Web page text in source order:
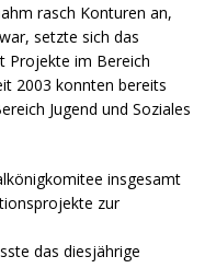
rasch Konturen an,
setzte sich das
Projekte im Bereich
2003 konnten bereits
Jugend und Soziales
insgesamt
zur
das diesjährige